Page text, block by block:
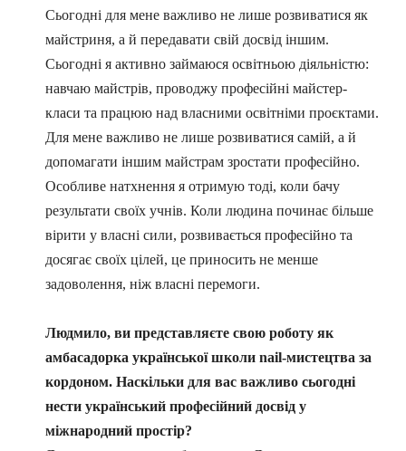
Сьогодні для мене важливо не лише розвиватися як
майстриня, а й передавати свій досвід іншим.
Сьогодні я активно займаюся освітньою діяльністю:
навчаю майстрів, проводжу професійні майстер-
класи та працюю над власними освітніми проєктами.
Для мене важливо не лише розвиватися самій, а й
допомагати іншим майстрам зростати професійно.
Особливе натхнення я отримую тоді, коли бачу
результати своїх учнів. Коли людина починає більше
вірити у власні сили, розвивається професійно та
досягає своїх цілей, це приносить не менше
задоволення, ніж власні перемоги.
Людмило, ви представляєте свою роботу як
амбасадорка української школи nail-мистецтва за
кордоном. Наскільки для вас важливо сьогодні
нести український професійний досвід у
міжнародний простір?